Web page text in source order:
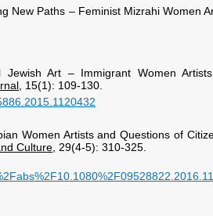
New Paths – Feminist Mizrahi Women
Art – Immigrant Women
, 15(1): 109-130.
Women Artists and Questions of
Culture , 29(4-5): 310-325.